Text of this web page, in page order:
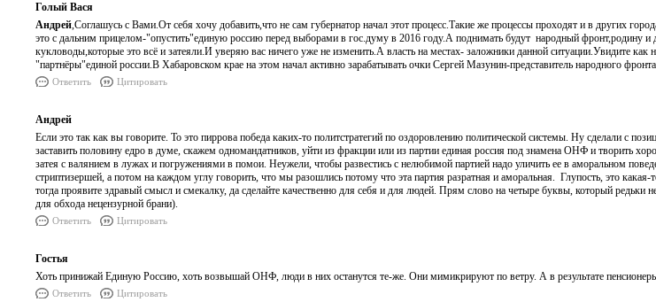
Голый Вася
Андрей,Соглашусь с Вами.От себя хочу добавить,что не сам губернатор начал этот процесс.Такие же процессы проходят и в других
это с дальним прицелом-"опустить"единую россию перед выборами в гос.думу в 2016 году.А поднимать будут народный фронт,родину и
кукловоды,которые это всё и затеяли.И уверяю вас ничего уже не изменить.А власть на местах- заложники данной ситуации.Увидите как
"партнёры"единой россии.В Хабаровском крае на этом начал активно зарабатывать очки Сергей Мазунин-представитель народного
Ответить Цитировать
Андрей
Если это так как вы говорите. То это пиррова победа каких-то политстратегий по оздоровлению политической системы. Ну сделали с
заставить половину едро в думе, скажем одномандатников, уйти из фракции или из партии единая россия под знамена ОНФ и творить
затея с валянием в лужах и погружениями в помои. Неужели, чтобы развестись с нелюбимой партией надо уличить ее в аморальном
стриптизершей, а потом на каждом углу говорить, что мы разошлись потому что эта партия разратная и аморальная. Глупость, это
тогда проявите здравый смысл и смекалку, да сделайте качественно для себя и для людей. Прям слово на четыре буквы, который редьки
для обхода нецензурной брани).
Ответить Цитировать
Гостья
Хоть принижай Единую Россию, хоть возвышай ОНФ, люди в них останутся те-же. Они мимикрируют по ветру. А в результате
Ответить Цитировать